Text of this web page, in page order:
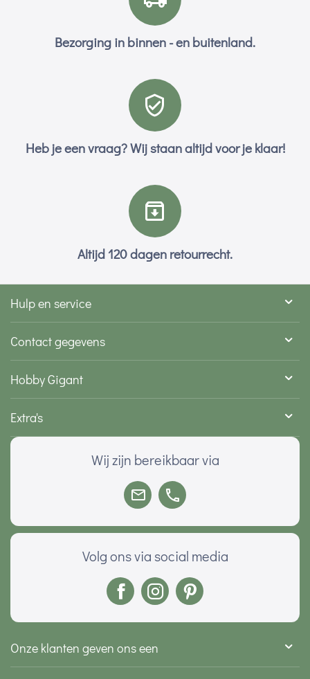
Bezorging in binnen - en buitenland.
Heb je een vraag? Wij staan altijd voor je klaar!
Altijd 120 dagen retourrecht.
Hulp en service
Contact gegevens
Hobby Gigant
Extra's
Wij zijn bereikbaar via
Volg ons via social media
Onze klanten geven ons een